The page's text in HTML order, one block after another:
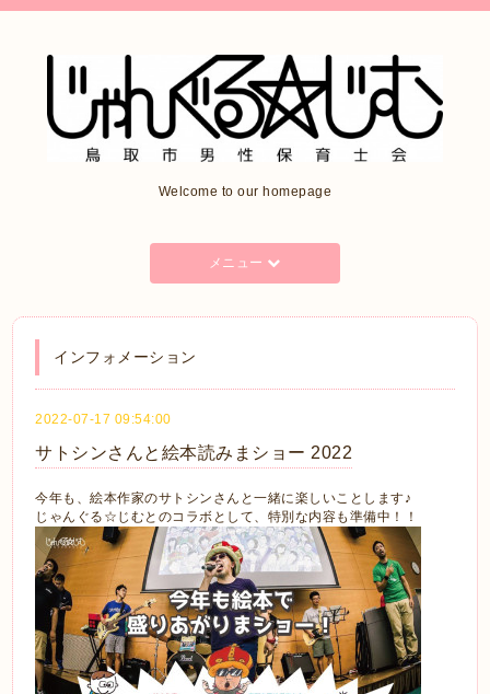
Welcome to our homepage
メニュー
インフォメーション
2022-07-17 09:54:00
サトシンさんと絵本読みまショー 2022
今年も、絵本作家のサトシンさんと一緒に楽しいことします♪
じゃんぐる☆じむとのコラボとして、特別な内容も準備中！！